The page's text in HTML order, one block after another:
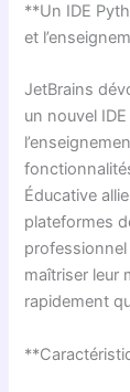
**Un IDE
et
JetBrains
un nouvel
Éducative
plateformes
maîtriser leur
rapidement